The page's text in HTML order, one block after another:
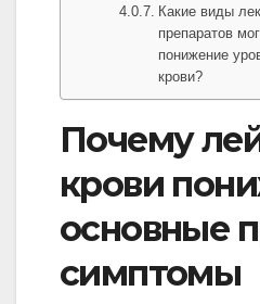
Какие виды
препаратов
понижение
крови?
Почему
крови
основные
симптомы